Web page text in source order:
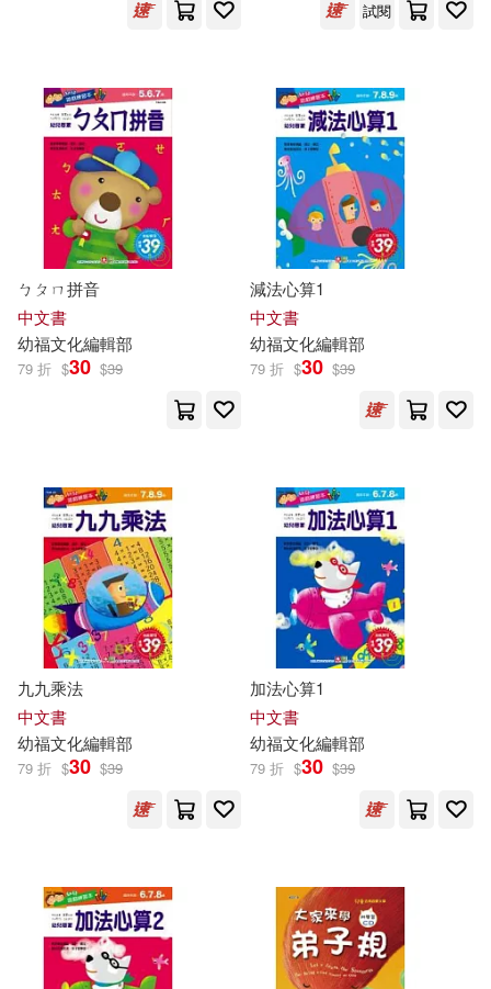
試閱
ㄅㄆㄇ拼音
中文書
幼福文化編輯部
79 折 $30 $39
減法心算1
中文書
幼福文化編輯部
79 折 $30 $39
九九乘法
中文書
幼福文化編輯部
79 折 $30 $39
加法心算1
中文書
幼福文化編輯部
79 折 $30 $39